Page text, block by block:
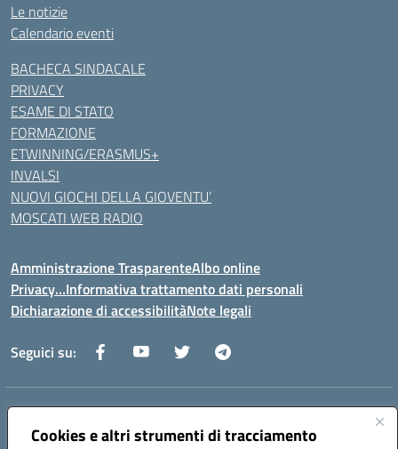
Cookies e altri strumenti di tracciamento
Le notizie
Calendario eventi
BACHECA SINDACALE
PRIVACY
ESAME DI STATO
FORMAZIONE
ETWINNING/ERASMUS+
INVALSI
NUOVI GIOCHI DELLA GIOVENTU’
MOSCATI WEB RADIO
Amministrazione TrasparenteAlbo online
Privacy…Informativa trattamento dati personali
Dichiarazione di accessibilitàNote legali
Seguici su:
Indirizzo:
Centralino:089 201032 Email:saic88800v@istruzione.it